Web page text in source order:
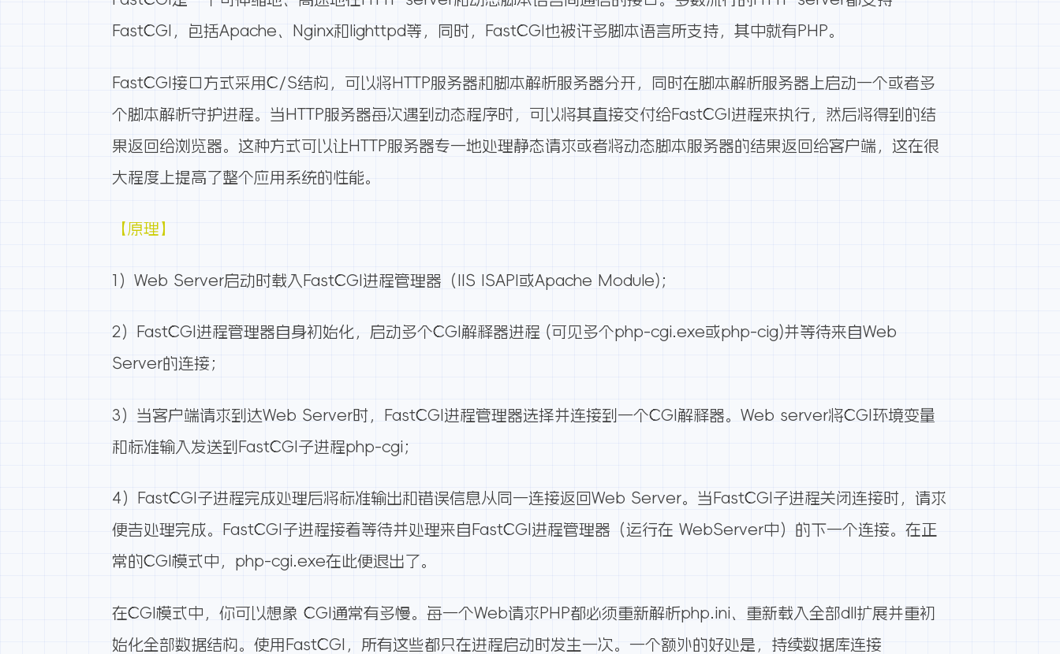
FastCGI，包括Apache、Nginx和lighttpd等，同时，FastCGI也被许多脚本语言所支持，其中就有PHP。
FastCGI接口方式采用C/S结构，可以将HTTP服务器和脚本解析服务器分开，同时在脚本解析服务器上启动一个或者多
个脚本解析守护进程。当HTTP服务器每次遇到动态程序时，可以将其直接交付给FastCGI进程来执行，然后将得到的结
果返回给浏览器。这种方式可以让HTTP服务器专一地处理静态请求或者将动态脚本服务器的结果返回给客户端，这在很
大程度上提高了整个应用系统的性能。
【原理】
1）Web Server启动时载入FastCGI进程管理器（IIS ISAPI或Apache Module)；
2）FastCGI进程管理器自身初始化，启动多个CGI解释器进程 (可见多个php-cgi.exe或php-cig)并等待来自Web
Server的连接；
3）当客户端请求到达Web Server时，FastCGI进程管理器选择并连接到一个CGI解释器。Web server将CGI环境变量
和标准输入发送到FastCGI子进程php-cgi；
4）FastCGI子进程完成处理后将标准输出和错误信息从同一连接返回Web Server。当FastCGI子进程关闭连接时，请求
便告处理完成。FastCGI子进程接着等待并处理来自FastCGI进程管理器（运行在 WebServer中）的下一个连接。在正
常的CGI模式中，php-cgi.exe在此便退出了。
在CGI模式中，你可以想象 CGI通常有多慢。每一个Web请求PHP都必须重新解析php.ini、重新载入全部dll扩展并重初
始化全部数据结构。使用FastCGI，所有这些都只在进程启动时发生一次。一个额外的好处是，持续数据库连接